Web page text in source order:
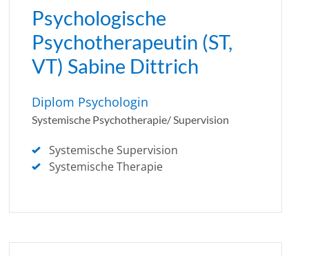
Psychologische
Psychotherapeutin (ST,
VT) Sabine Dittrich
Diplom Psychologin
Systemische Psychotherapie/ Supervision
Systemische Supervision
Systemische Therapie